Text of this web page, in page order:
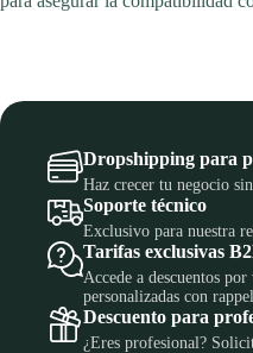
Dropshipping para
Haz crecer tu negocio
Soporte técnico
Exclusivo para nuestra
Tarifas exclusivas
Accede a descuentos
personalizadas con rappel.
Descuento para
¿Eres profesional?